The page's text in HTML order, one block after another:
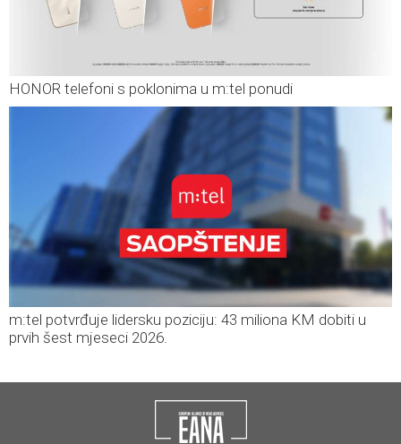
HONOR telefoni s poklonima u m:tel ponudi
m:tel potvrđuje lidersku poziciju: 43 miliona KM dobiti u
prvih šest mjeseci 2026.